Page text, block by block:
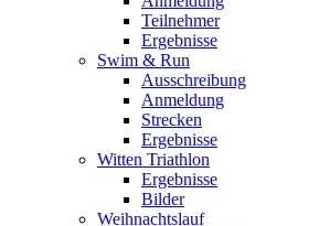
Teilnehmer
Ergebnisse
Swim & Run
Ausschreibung
Anmeldung
Strecken
Ergebnisse
Witten Triathlon
Ergebnisse
Bilder
Weihnachtslauf